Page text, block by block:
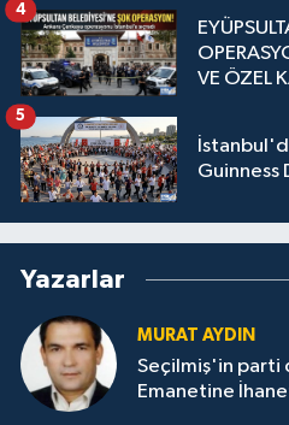
VE ÖZEL
4
Guinness
5
Yazarlar
MURAT AYDIN
Seçilmiş'in parti
Emanetine